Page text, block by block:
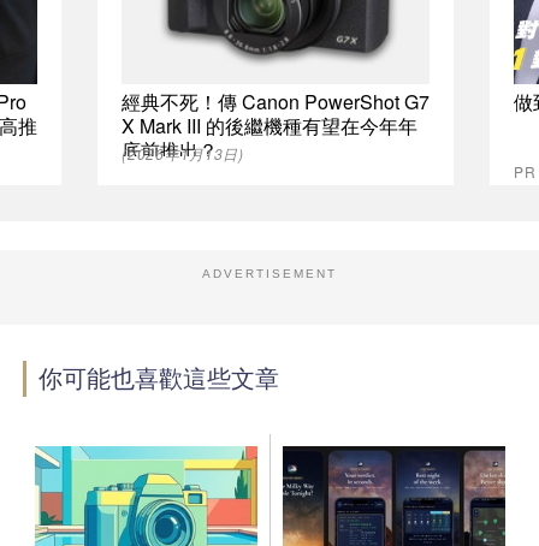
推
經典不死！傳 Canon PowerShot G7
X Mark III 的後繼機種有望在今年年
底前推出？
(2026年1月13日)
做
ADVERTISEMENT
你可能也喜歡這些文章